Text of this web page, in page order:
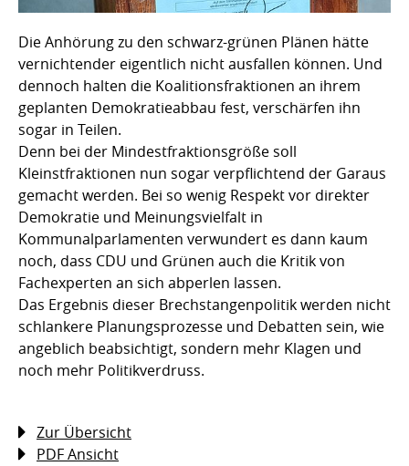
Die Anhörung zu den schwarz-grünen Plänen hätte
vernichtender eigentlich nicht ausfallen können. Und
dennoch halten die Koalitionsfraktionen an ihrem
geplanten Demokratieabbau fest, verschärfen ihn
sogar in Teilen.
Denn bei der Mindestfraktionsgröße soll
Kleinstfraktionen nun sogar verpflichtend der Garaus
gemacht werden. Bei so wenig Respekt vor direkter
Demokratie und Meinungsvielfalt in
Kommunalparlamenten verwundert es dann kaum
noch, dass CDU und Grünen auch die Kritik von
Fachexperten an sich abperlen lassen.
Das Ergebnis dieser Brechstangenpolitik werden nicht
schlankere Planungsprozesse und Debatten sein, wie
angeblich beabsichtigt, sondern mehr Klagen und
noch mehr Politikverdruss.
Zur Übersicht
PDF Ansicht